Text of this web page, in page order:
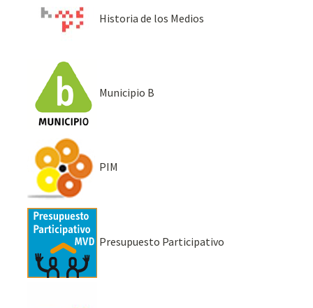
Historia de los Medios
Municipio B
PIM
Presupuesto Participativo